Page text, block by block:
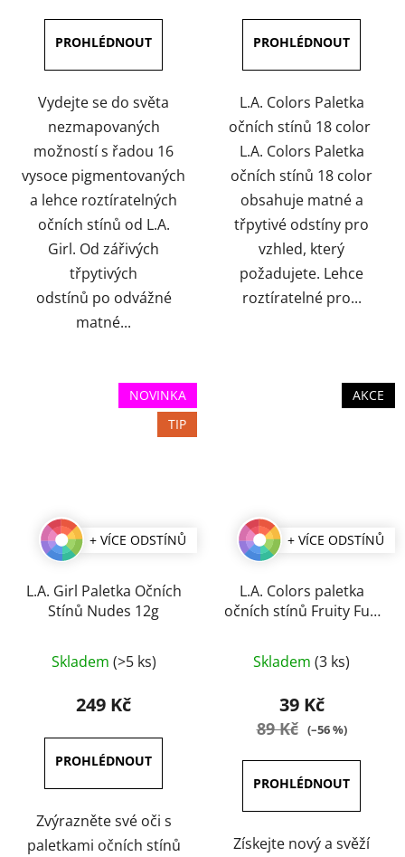
5,0
z
5
hvězdiček.
Vydejte se do světa
nezmapovaných
možností s řadou 16
vysoce pigmentovaných
a lehce roztíratelných
očních stínů od L.A.
Girl. Od zářivých
třpytivých
odstínů po odvážné
matné...
5,0
z
5
hvězdiček.
L.A. Colors Paletka
očních stínů 18 color
L.A. Colors Paletka
očních stínů 18 color
obsahuje matné a
třpytivé odstíny pro
vzhled, který
požadujete. Lehce
roztíratelné pro...
NOVINKA
TIP
+ VÍCE ODSTÍNŮ
L.A. Girl Paletka Očních
Stínů Nudes 12g
Skladem (>5 ks)
249 Kč
Zvýrazněte své oči s
paletkami očních stínů
AKCE
+ VÍCE ODSTÍNŮ
L.A. Colors paletka
očních stínů Fruity Fun
hodnocení
produktu
5
hvězdiček.
Skladem (3 ks)
39 Kč
89 Kč (–56 %)
Získejte nový a svěží